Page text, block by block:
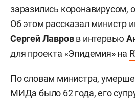
заразились коронавирусом,
Об этом рассказал министр
Сергей Лавровв интервью
для проекта «Эпидемия» на
По словам министра,
МИДа было 62 года, его